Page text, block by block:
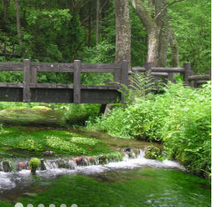
RECOMMENDATION
おすすめ情報
EVENTS
イベント情報
MEISTER TOUR
マイスターツアー
ACTIVITIES
アクティビティー
NORWAY VILLAGE
ノルウェービレッジ
SHIONOMICHI
塩の道